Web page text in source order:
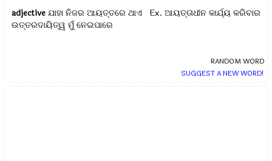
adjective ଯାହା ନିଜର ଆୟତ୍ତରେ ଥାଏ Ex.ଆୟତ୍ତାଧୀନ କାର୍ଯ୍ୟ କରିବାର
ଉତ୍ତରଦାୟିତ୍ୱ ମୁଁ ନେଇପାରେ
RANDOM WORD
SUGGEST A NEW WORD!